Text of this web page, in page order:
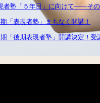
者塾「５年目」に向けて——そ
「表現者塾」まもなく開講！
期「後期表現者塾」開講決定！受